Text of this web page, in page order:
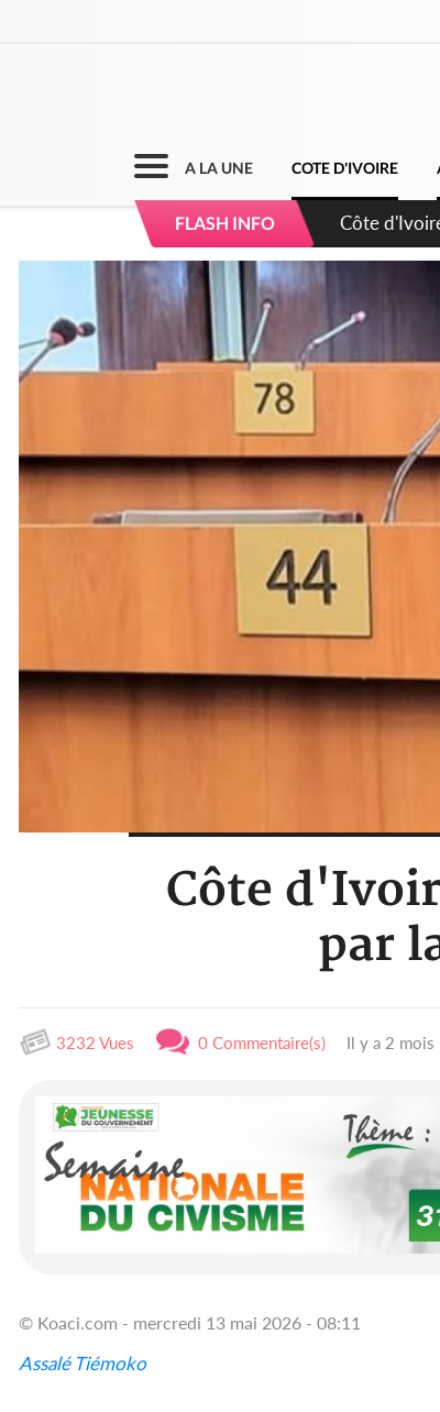
A LA UNE COTE D'IVOIRE
FLASH INFO Mali : Les
Côte
par
3232 Vues 0 Commentaire(s) Il y a 2 mois
© Koaci.com - mercredi 13 mai 2026 - 08:11
Assalé Tiémoko